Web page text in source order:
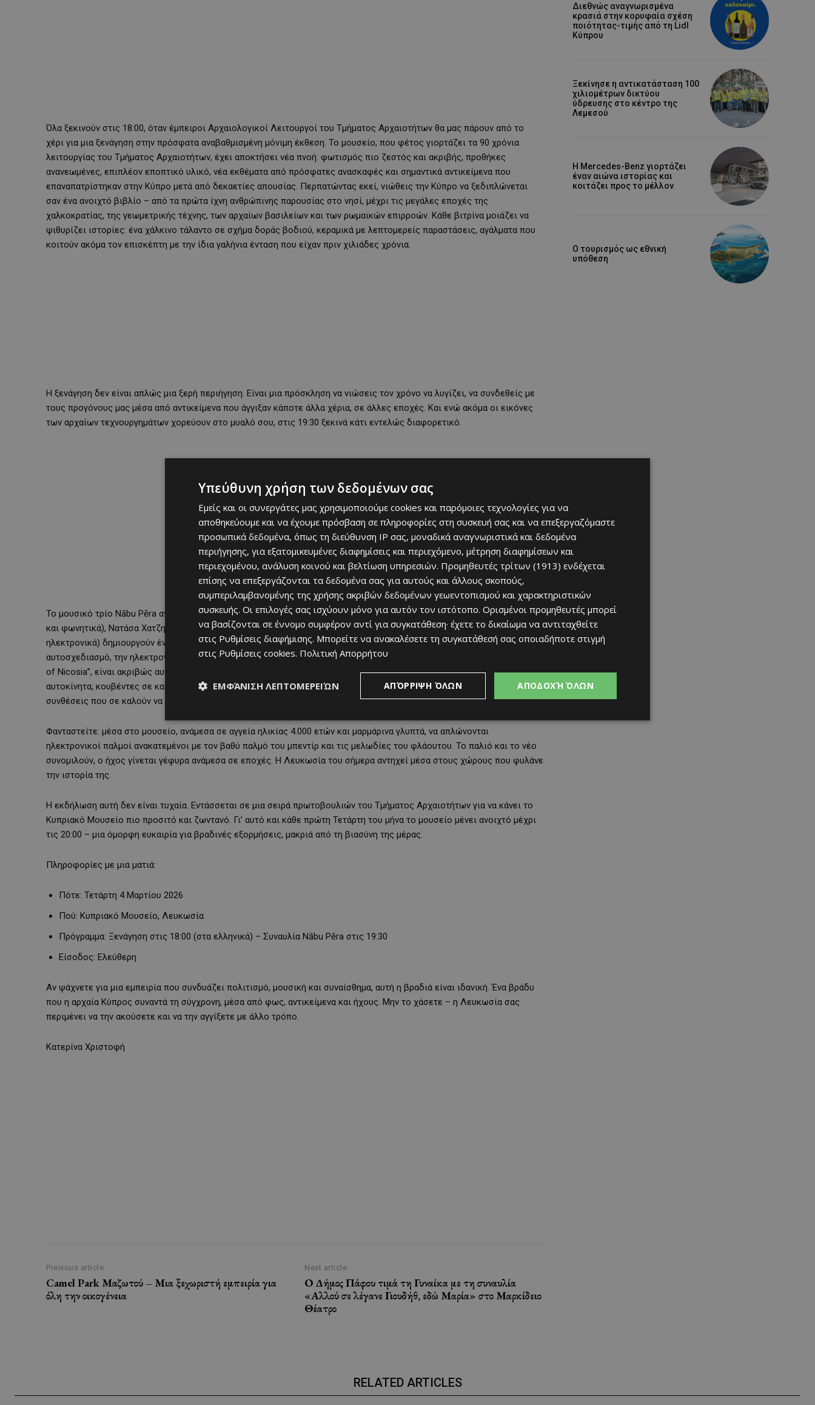
Όλα ξεκινούν στις 18:00, όταν έμπειροι Αρχαιολογικοί Λειτουργοί του Τμήματος Αρχαιοτήτων θα μας πάρουν από το
χέρι για μια ξενάγηση στην πρόσφατα αναβαθμισμένη μόνιμη έκθεση. Το μουσείο, που φέτος γιορτάζει τα 90 χρόνια
λειτουργίας του Τμήματος Αρχαιοτήτων, έχει αποκτήσει νέα πνοή: φωτισμός πιο ζεστός και ακριβής, προθήκες
ανανεωμένες, επιπλέον εποπτικό υλικό, νέα εκθέματα από πρόσφατες ανασκαφές και σημαντικά αντικείμενα που
επαναπατρίστηκαν στην Κύπρο μετά από δεκαετίες απουσίας. Περπατώντας εκεί, νιώθεις την Κύπρο να ξεδιπλώνεται
σαν ένα ανοιχτό βιβλίο – από τα πρώτα ίχνη ανθρώπινης παρουσίας στο νησί, μέχρι τις μεγάλες εποχές της
χαλκοκρατίας, της γεωμετρικής τέχνης, των αρχαίων βασιλείων και των ρωμαϊκών επιρροών. Κάθε βιτρίνα μοιάζει να
ψιθυρίζει ιστορίες: ένα χάλκινο τάλαντο σε σχήμα δοράς βοδιού, κεραμικά με λεπτομερείς παραστάσεις, αγάλματα που
κοιτούν ακόμα τον επισκέπτη με την ίδια γαλήνια ένταση που είχαν πριν χιλιάδες χρόνια.
Η ξενάγηση δεν είναι απλώς μια ξερή περιήγηση. Είναι μια πρόσκληση να νιώσεις τον χρόνο να λυγίζει, να συνδεθείς με
τους προγόνους μας μέσα από αντικείμενα που άγγιξαν κάποτε άλλα χέρια, σε άλλες εποχές. Και ενώ ακόμα οι εικόνες
των αρχαίων τεχνουργημάτων χορεύουν στο μυαλό σου, στις 19:30 ξεκινά κάτι εντελώς διαφορετικό.
Το μουσικό τρίο Nābu Pēra ανεβαίνει (ή μάλλον, γεμίζει με ήχους) τον χώρο του μουσείου. Οι Σάββας Θωμάς (μπεντίρ
και φωνητικά), Νατάσα Χατζηανδρέου (βιμπράφωνο και κρουστά) και Δημήτρης Γιασεμίδης (φλάουτο, sylphyo και
ηλεκτρονικά) δημιουργούν ένα ηχητικό σύμπαν που παντρεύει τη σύγχρονη κλασική μουσική, τον ελεύθερο
αυτοσχεδιασμό, την ηλεκτρονική ατμόσφαιρα και τις μεσογειακές παραδόσεις. Το signature έργο τους, το “Soundscapes
of Nicosia”, είναι ακριβώς αυτό που υπόσχεται: ένα ηχητικό χάρτη της Λευκωσίας. Οι καθημερινοί θόρυβοι της πόλης –
αυτοκίνητα, κουβέντες σε καφενεία, κωδωνοκρουσίες, αεράκια στα στενά – μεταμορφώνονται σε ατμοσφαιρικές
συνθέσεις που σε καλούν να «ακούσεις» την πρωτεύουσα με νέα αυτιά.
Φανταστείτε: μέσα στο μουσείο, ανάμεσα σε αγγεία ηλικίας 4.000 ετών και μαρμάρινα γλυπτά, να απλώνονται
ηλεκτρονικοί παλμοί ανακατεμένοι με τον βαθύ παλμό του μπεντίρ και τις μελωδίες του φλάουτου. Το παλιό και το νέο
συνομιλούν, ο ήχος γίνεται γέφυρα ανάμεσα σε εποχές. Η Λευκωσία του σήμερα αντηχεί μέσα στους χώρους που φυλάνε
την ιστορία της.
Η εκδήλωση αυτή δεν είναι τυχαία. Εντάσσεται σε μια σειρά πρωτοβουλιών του Τμήματος Αρχαιοτήτων για να κάνει το
Κυπριακό Μουσείο πιο προσιτό και ζωντανό. Γι’ αυτό και κάθε πρώτη Τετάρτη του μήνα το μουσείο μένει ανοιχτό μέχρι
τις 20:00 – μια όμορφη ευκαιρία για βραδινές εξορμήσεις, μακριά από τη βιασύνη της μέρας.
Πληροφορίες με μια ματιά:
Πότε: Τετάρτη 4 Μαρτίου 2026
Πού: Κυπριακό Μουσείο, Λευκωσία
Πρόγραμμα: Ξενάγηση στις 18:00 (στα ελληνικά) – Συναυλία Nābu Pēra στις 19:30
Είσοδος: Ελεύθερη
Αν ψάχνετε για μια εμπειρία που συνδυάζει πολιτισμό, μουσική και συναίσθημα, αυτή η βραδιά είναι ιδανική. Ένα βράδυ
που η αρχαία Κύπρος συναντά τη σύγχρονη, μέσα από φως, αντικείμενα και ήχους. Μην το χάσετε – η Λευκωσία σας
περιμένει να την ακούσετε και να την αγγίξετε με άλλο τρόπο.
Κατερίνα Χριστοφή
Previous article
Camel Park Μαζωτού – Μια ξεχωριστή εμπειρία για
όλη την οικογένεια
Next article
Ο Δήμος Πάφου τιμά τη Γυναίκα με τη συναυλία
«Αλλού σε λέγανε Γιουδήθ, εδώ Μαρία» στο Μαρκίδειο
Θέατρο
Διεθνώς αναγνωρισμένα
κρασιά στην κορυφαία σχέση
ποιότητας-τιμής από τη Lidl
Κύπρου
Ξεκίνησε η αντικατάσταση 100
χιλιομέτρων δικτύου
ύδρευσης στο κέντρο της
Λεμεσού
Η Mercedes-Benz γιορτάζει
έναν αιώνα ιστορίας και
κοιτάζει προς το μέλλον
Ο τουρισμός ως εθνική
υπόθεση
RELATED ARTICLES
Υπεύθυνη χρήση των δεδομένων σας
Εμείς και οι συνεργάτες μας χρησιμοποιούμε cookies και παρόμοιες τεχνολογίες για να
αποθηκεύουμε και να έχουμε πρόσβαση σε πληροφορίες στη συσκευή σας και να επεξεργαζόμαστε
προσωπικά δεδομένα, όπως τη διεύθυνση IP σας, μοναδικά αναγνωριστικά και δεδομένα
περιήγησης, για εξατομικευμένες διαφημίσεις και περιεχόμενο, μέτρηση διαφημίσεων και
περιεχομένου, ανάλυση κοινού και βελτίωση υπηρεσιών. Προμηθευτές τρίτων (1913) ενδέχεται
επίσης να επεξεργάζονται τα δεδομένα σας για αυτούς και άλλους σκοπούς,
συμπεριλαμβανομένης της χρήσης ακριβών δεδομένων γεωεντοπισμού και χαρακτηριστικών
συσκευής. Οι επιλογές σας ισχύουν μόνο για αυτόν τον ιστότοπο. Ορισμένοι προμηθευτές μπορεί
να βασίζονται σε έννομο συμφέρον αντί για συγκατάθεση· έχετε το δικαίωμα να αντιταχθείτε
στις Ρυθμίσεις διαφήμισης. Μπορείτε να ανακαλέσετε τη συγκατάθεσή σας οποιαδήποτε στιγμή
στις Ρυθμίσεις cookies. Πολιτική Απορρήτου
ΑΠΟΔΟΧΉ ΌΛΩΝ
ΑΠΌΡΡΙΨΗ ΌΛΩΝ
ΕΜΦΆΝΙΣΗ ΛΕΠΤΟΜΕΡΕΙΏΝ